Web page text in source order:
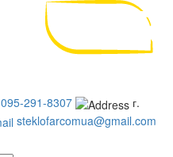
095-291-8307
г.
steklofarcomua@gmail.com